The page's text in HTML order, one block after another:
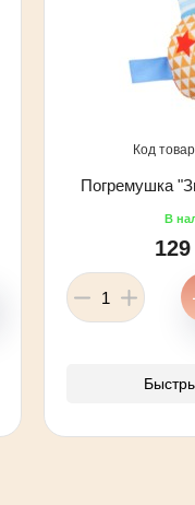
Погремушка